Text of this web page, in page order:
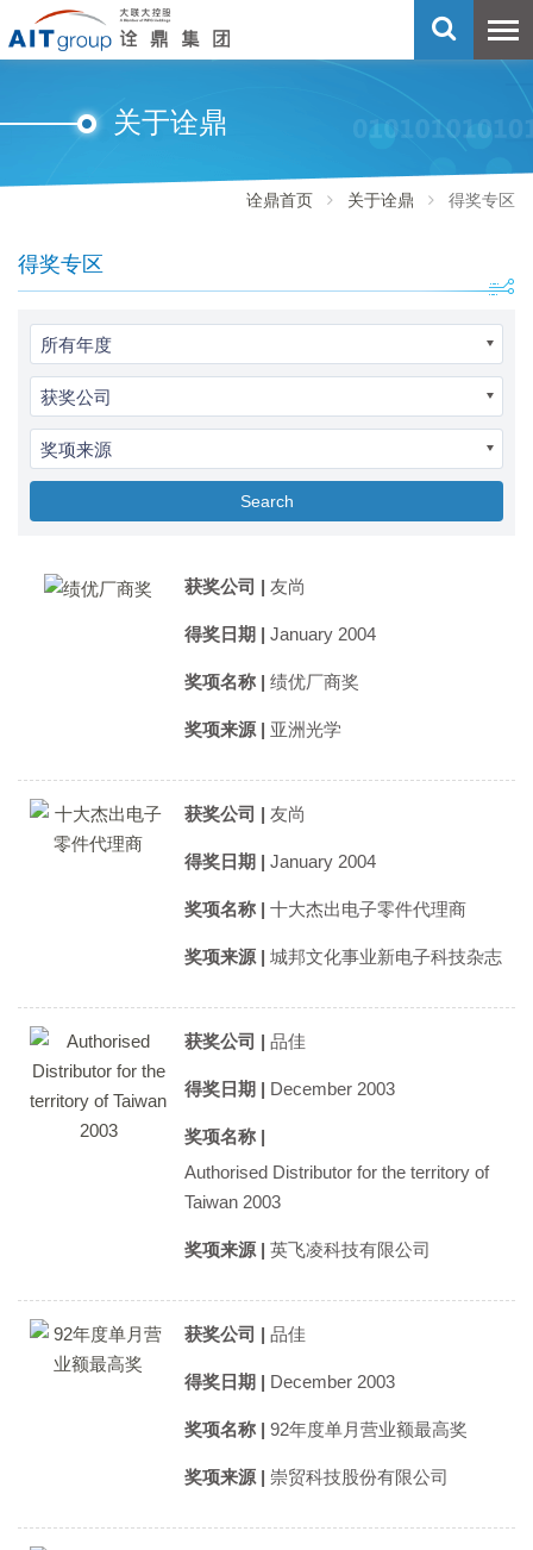
关于诠鼎
诠鼎首页 关于诠鼎 得奖专区
得奖专区
所有年度
获奖公司
奖项来源
Search
获奖公司 | 友尚
得奖日期 | January 2004
奖项名称 | 绩优厂商奖
奖项来源 | 亚洲光学
获奖公司 | 友尚
得奖日期 | January 2004
奖项名称 | 十大杰出电子零件代理商
奖项来源 | 城邦文化事业新电子科技杂志
获奖公司 | 品佳
得奖日期 | December 2003
奖项名称 |
Authorised Distributor for the territory of
Taiwan 2003
奖项来源 | 英飞凌科技有限公司
获奖公司 | 品佳
得奖日期 | December 2003
奖项名称 | 92年度单月营业额最高奖
奖项来源 | 崇贸科技股份有限公司